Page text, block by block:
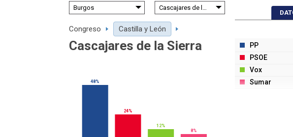
Congreso Castilla y León
Cascajares de la Sierra
48%
24%
12%
8%
PP
PSOE
Vox
Sumar